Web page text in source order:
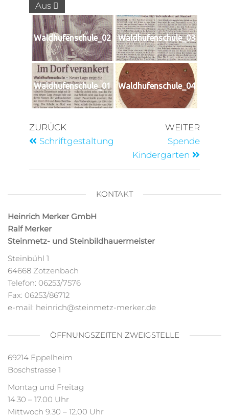
Aus
Waldhufenschule_02 Waldhufenschule_03
Waldhufenschule_01 Waldhufenschule_04
ZURÜCK
Schriftgestaltung
WEITER
Spende
Kindergarten
KONTAKT
Heinrich Merker GmbH
Ralf Merker
Steinmetz- und Steinbildhauermeister
Steinbühl 1
64668 Zotzenbach
Telefon: 06253/7576
Fax: 06253/86712
e-mail: heinrich@steinmetz-merker.de
ÖFFNUNGSZEITEN ZWEIGSTELLE
69214 Eppelheim
Boschstrasse 1
Montag und Freitag
14.30 – 17.00 Uhr
Mittwoch 9.30 – 12.00 Uhr